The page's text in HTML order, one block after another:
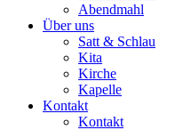
Abendmahl
Über uns
Satt & Schlau
Kita
Kirche
Kapelle
Kontakt
Kontakt